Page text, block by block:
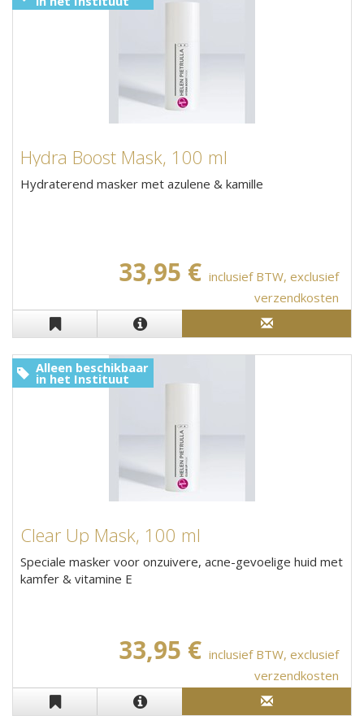
Hydra Boost Mask, 100 ml
Hydraterend masker met azulene & kamille
33,95 € inclusief BTW, exclusief
verzendkosten
Clear Up Mask, 100 ml
Speciale masker voor onzuivere, acne-gevoelige huid met
kamfer & vitamine E
33,95 € inclusief BTW, exclusief
verzendkosten
Alleen beschikbaar
in het Instituut